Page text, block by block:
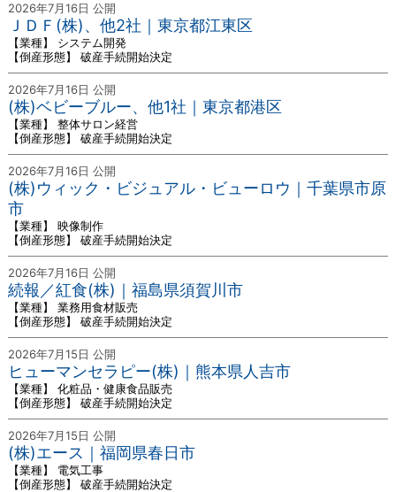
2026年7月16日 公開
ＪＤＦ(株)、他2社｜東京都江東区
【業種】 システム開発
【倒産形態】 破産手続開始決定
2026年7月16日 公開
(株)ベビーブルー、他1社｜東京都港区
【業種】 整体サロン経営
【倒産形態】 破産手続開始決定
2026年7月16日 公開
(株)ウィック・ビジュアル・ビューロウ｜千葉県市原
市
【業種】 映像制作
【倒産形態】 破産手続開始決定
2026年7月16日 公開
続報／紅食(株)｜福島県須賀川市
【業種】 業務用食材販売
【倒産形態】 破産手続開始決定
2026年7月15日 公開
ヒューマンセラピー(株)｜熊本県人吉市
【業種】 化粧品・健康食品販売
【倒産形態】 破産手続開始決定
2026年7月15日 公開
(株)エース｜福岡県春日市
【業種】 電気工事
【倒産形態】 破産手続開始決定